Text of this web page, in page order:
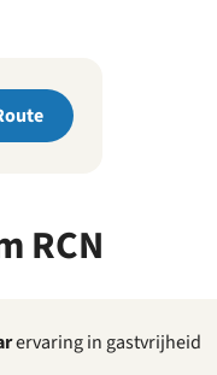
RCN
ervaring in gastvrijheid